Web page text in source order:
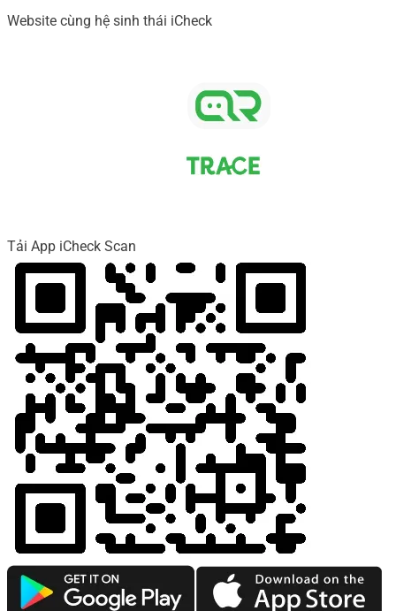
Website cùng hệ sinh thái iCheck
Tải App iCheck Scan